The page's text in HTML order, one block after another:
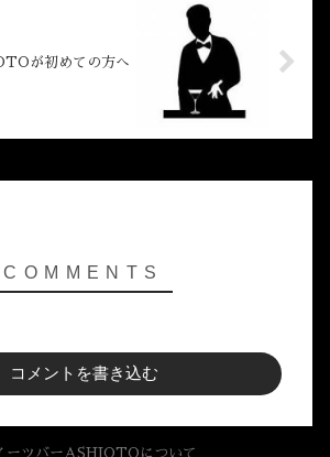
が初めての方へ
コメントを書き込む
ーツバーASHIOTOについて